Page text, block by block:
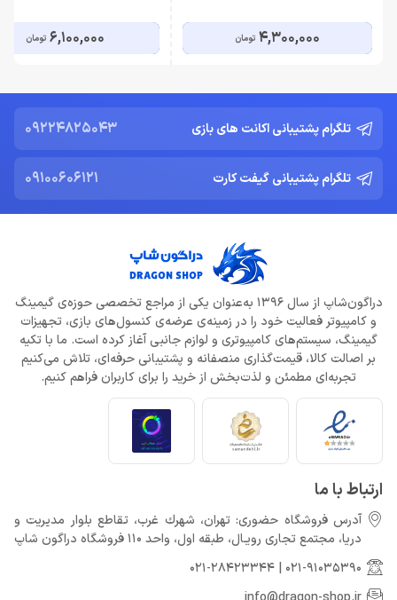
4,300,000 تومان 6,100,000 تومان
تلگرام پشتیبانی اکانت های بازی 09224825043
تلگرام پشتیبانی گیفت کارت 09100606121
دراگون‌شاپ از سال 1396 به‌عنوان یکی از مراجع تخصصی حوزه‌ی گیمینگ
و کامپیوتر فعالیت خود را در زمینه‌ی عرضه‌ی کنسول‌های بازی، تجهیزات
گیمینگ، سیستم‌های کامپیوتری و لوازم جانبی آغاز کرده است. ما با تکیه
بر اصالت کالا، قیمت‌گذاری منصفانه و پشتیبانی حرفه‌ای، تلاش می‌کنیم
تجربه‌ای مطمئن و لذت‌بخش از خرید را برای کاربران فراهم کنیم.
ارتباط با ما
آدرس فروشگاه حضوری: تهران، شهرك غرب، تقاطع بلوار مدیریت و
دريا، مجتمع تجارى رويـال، طبقه اول، واحد 110 فروشگاه دراگون شاپ
021-91035390
021-28423344